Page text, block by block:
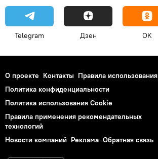
Telegram Дзен OK
О проекте Контакты Правила использования
Политика конфиденциальности
Политика использования Cookie
Правила применения рекомендательных
технологий
Новости компаний Реклама Обратная связь